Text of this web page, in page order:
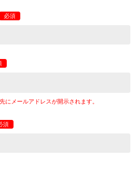
必須
にメールアドレスが開示されます。
須